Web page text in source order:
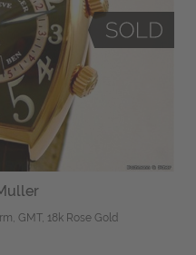
GMT, 18k Rose Gold